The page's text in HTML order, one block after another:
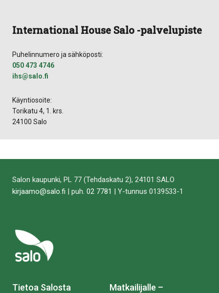
International House Salo -palvelupiste
Puhelinnumero ja sähköposti:
050 473 4746
ihs@salo.fi
Käyntiosoite:
Torikatu 4, 1. krs.
24100 Salo
Salon kaupunki, PL 77 (Tehdaskatu 2), 24101 SALO
kirjaamo@salo.fi | puh. 02 7781 | Y-tunnus 0139533-1
Tietoa Salosta
Matkailijalle –